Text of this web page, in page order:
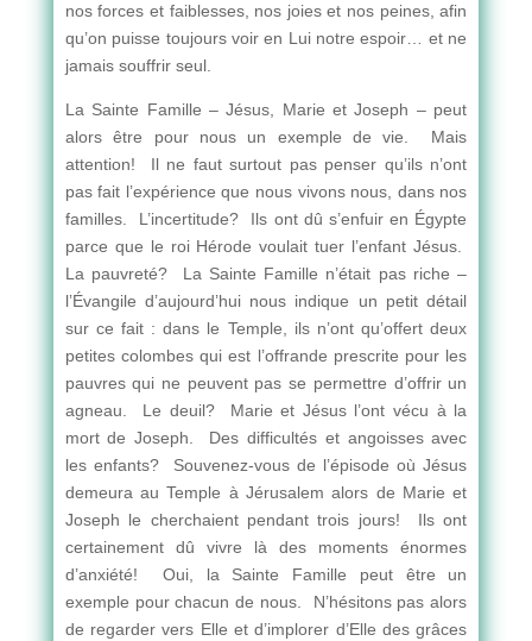
nos forces et faiblesses, nos joies et nos peines, afin
qu’on puisse toujours voir en Lui notre espoir… et ne
jamais souffrir seul.
La Sainte Famille – Jésus, Marie et Joseph – peut
alors être pour nous un exemple de vie. Mais
attention! Il ne faut surtout pas penser qu’ils n’ont
pas fait l’expérience que nous vivons nous, dans nos
familles. L’incertitude? Ils ont dû s’enfuir en Égypte
parce que le roi Hérode voulait tuer l’enfant Jésus.
La pauvreté? La Sainte Famille n’était pas riche –
l’Évangile d’aujourd’hui nous indique un petit détail
sur ce fait : dans le Temple, ils n’ont qu’offert deux
petites colombes qui est l’offrande prescrite pour les
pauvres qui ne peuvent pas se permettre d’offrir un
agneau. Le deuil? Marie et Jésus l’ont vécu à la
mort de Joseph. Des difficultés et angoisses avec
les enfants? Souvenez-vous de l’épisode où Jésus
demeura au Temple à Jérusalem alors de Marie et
Joseph le cherchaient pendant trois jours! Ils ont
certainement dû vivre là des moments énormes
d’anxiété! Oui, la Sainte Famille peut être un
exemple pour chacun de nous. N’hésitons pas alors
de regarder vers Elle et d’implorer d’Elle des grâces